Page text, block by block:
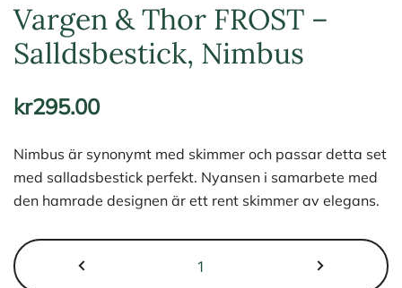
Vargen & Thor FROST –
Salldsbestick, Nimbus
kr295.00
Nimbus är synonymt med skimmer och passar detta set
med salladsbestick perfekt. Nyansen i samarbete med
den hamrade designen är ett rent skimmer av elegans.
&